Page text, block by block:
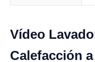
Vídeo
Calefacción